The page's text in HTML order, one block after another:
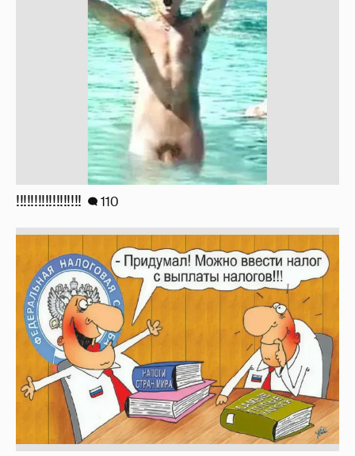
!!!!!!!!!!!!!!!!!! 110